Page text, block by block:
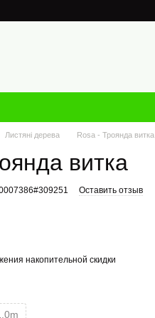
Листяні дерева Rosa - Троянда витка
витка
Оставить отзыв
накопительной скидки